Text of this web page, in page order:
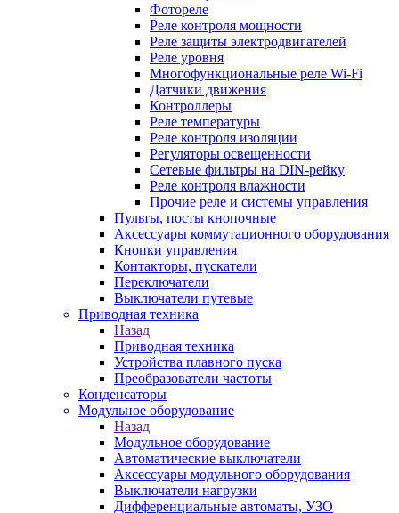
Фотореле
Реле контроля мощности
Реле защиты электродвигателей
Реле уровня
Многофункциональные реле Wi-Fi
Датчики движения
Контроллеры
Реле температуры
Реле контроля изоляции
Регуляторы освещенности
Сетевые фильтры на DIN-рейку
Реле контроля влажности
Прочие реле и системы управления
Пульты, посты кнопочные
Аксессуары коммутационного оборудования
Кнопки управления
Контакторы, пускатели
Переключатели
Выключатели путевые
Приводная техника
Назад
Приводная техника
Устройства плавного пуска
Преобразователи частоты
Конденсаторы
Модульное оборудование
Назад
Модульное оборудование
Автоматические выключатели
Аксессуары модульного оборудования
Выключатели нагрузки
Дифференциальные автоматы, УЗО